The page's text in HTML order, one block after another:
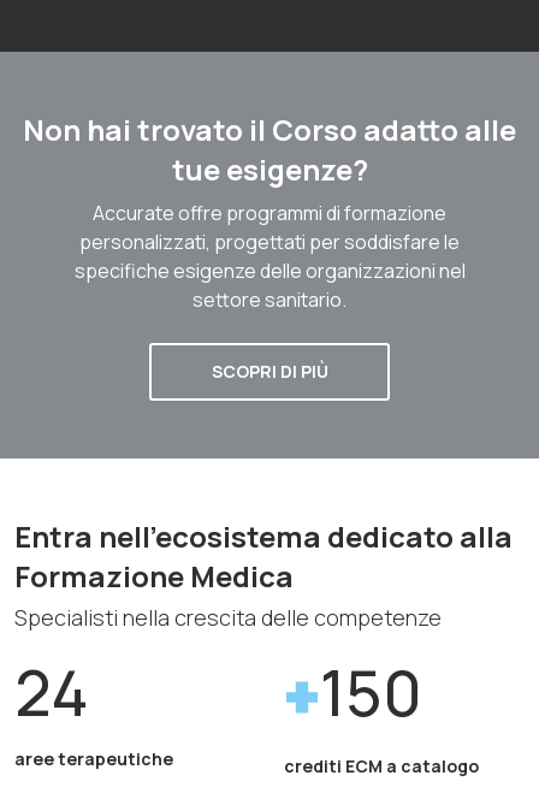
Non hai trovato il Corso adatto alle
tue esigenze?
Accurate offre programmi di formazione
personalizzati, progettati per soddisfare le
specifiche esigenze delle organizzazioni nel
settore sanitario.
SCOPRI DI PIÙ
Entra nell'ecosistema dedicato alla
Formazione Medica
Specialisti nella crescita delle competenze
24
aree terapeutiche
150
crediti ECM a catalogo